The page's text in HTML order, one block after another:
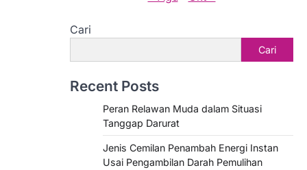
Cari
Cari
Recent Posts
Peran Relawan Muda dalam Situasi
Tanggap Darurat
Jenis Cemilan Penambah Energi Instan
Usai Pengambilan Darah Pemulihan